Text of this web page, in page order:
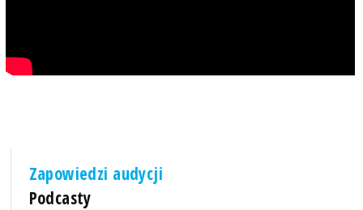
Zapowiedzi audycji
Podcasty